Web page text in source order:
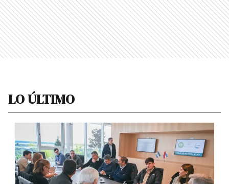
LO ÚLTIMO